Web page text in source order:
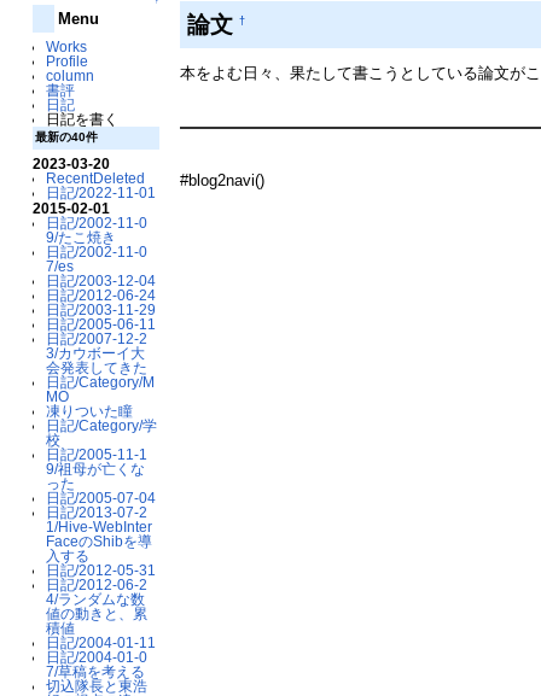
Menu
Works
Profile
column
書評
日記
日記を書く
最新の40件
2023-03-20
RecentDeleted
日記/2022-11-01
2015-02-01
日記/2002-11-0
9/たこ焼き
日記/2002-11-0
7/es
日記/2003-12-04
日記/2012-06-24
日記/2003-11-29
日記/2005-06-11
日記/2007-12-2
3/カウボーイ大
会発表してきた
日記/Category/M
MO
凍りついた瞳
日記/Category/学
校
日記/2005-11-1
9/祖母が亡くな
った
日記/2005-07-04
日記/2013-07-2
1/Hive-WebInter
FaceのShibを導
入する
日記/2012-05-31
日記/2012-06-2
4/ランダムな数
値の動きと、累
積値
日記/2004-01-11
日記/2004-01-0
7/草稿を考える
切込隊長と東浩
論文 †
本をよむ日々、果たして書こうとしている論文が
#blog2navi()